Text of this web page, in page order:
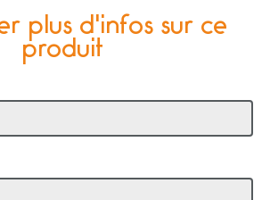
plus d'infos sur ce
produit